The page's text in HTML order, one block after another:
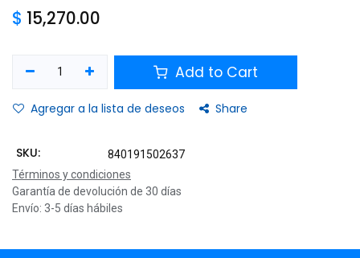
$ 15,270.00
Add to Cart
Agregar a la lista de deseos Share
SKU:
840191502637
Términos y condiciones
Garantía de devolución de 30 días
Envío: 3-5 días hábiles